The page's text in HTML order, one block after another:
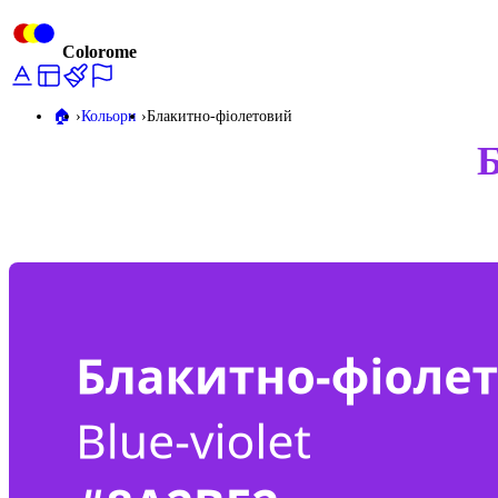
Colorome
🏠️ Кольори Блакитно-фіолетовий